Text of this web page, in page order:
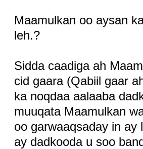
Maamulkan oo aysan
leh.?
Sidda caadiga ah
cid gaara (Qabiil gaar
ka noqdaa aalaaba
muuqata Maamulkan
oo garwaaqsaday in ay
ay dadkooda u soo